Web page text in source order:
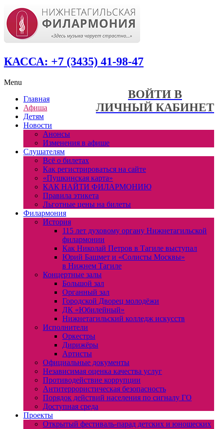
КАССА: +7 (3435) 41-98-47
ВОЙТИ В
ЛИЧНЫЙ КАБИНЕТ
Menu
Главная
Афиша
Детям
Новости
Анонсы
Изменения в афише
Слушателям
Всё о билетах
Как регистрироваться на сайте
«Пушкинская карта»
КАК НАЙТИ ФИЛАРМОНИЮ
Правила этикета
Льготные цены на билеты
Филармония
История
115 лет духовому органу Нижнетагильской
филармонии
Как Николай Петров в Тагиле выступал
Юрий Башмет и «Солисты Москвы»
в Нижнем Тагиле
Концертные залы
Большой зал
Органный зал
Городской Дворец молодёжи
ДК «Юбилейный»
Нижнетагильский колледж искусств
Исполнители
Оркестры
Дирижёры
Артисты
Официальные документы
Независимая оценка качества услуг
Противодействие коррупции
Антитеррористическая безопасность
Порядок действий населения по сигналу ГО
Доступная среда
Проекты
Открытый фестиваль-парад детских и юношеских